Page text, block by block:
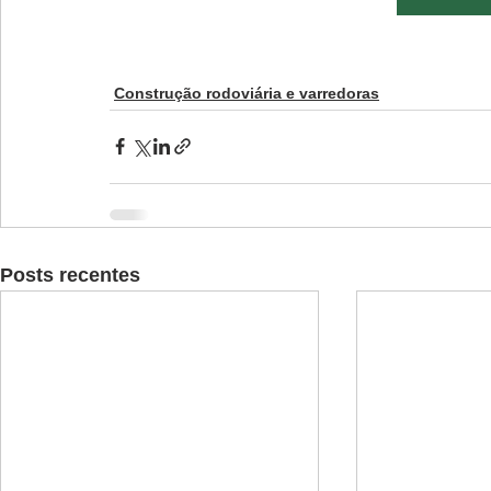
Construção rodoviária e varredoras
Posts recentes